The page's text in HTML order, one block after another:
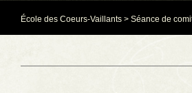
École des Coeurs-Vaillants > Séance de